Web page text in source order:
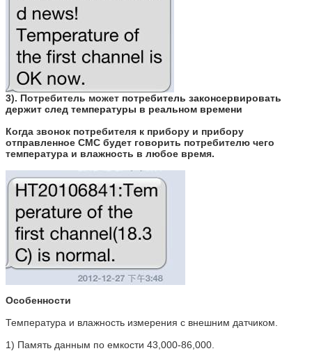
3). Потребитель может потребитель законсервировать
держит след температуры в реальном времени
Когда звонок потребителя к прибору и прибору
отправленное СМС будет говорить потребителю чего
температура и влажность в любое время.
Особенности
Температура и влажность измерения с внешним датчиком.
1) Память данным по емкости 43,000-86,000.